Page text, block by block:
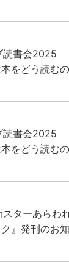
読書会2025
どう読むの
読書会2025
どう読むの
ターあらわ
』発刊のお